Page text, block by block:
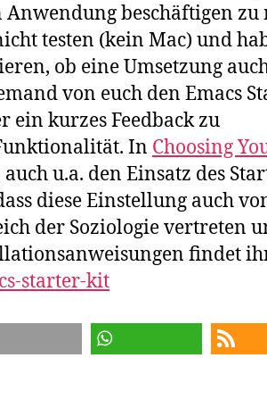
beschäftigen zu
testen (kein Mac) und
ob eine Umsetzung
von euch den Emacs
ein kurzes Feedback zu
In Choosing
u.a. den Einsatz des
diese Einstellung auch
der Soziologie vertreten
findet
starter-kit